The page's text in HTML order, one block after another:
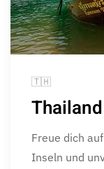
🇹🇭
Thailand
Freue dich
Inseln und